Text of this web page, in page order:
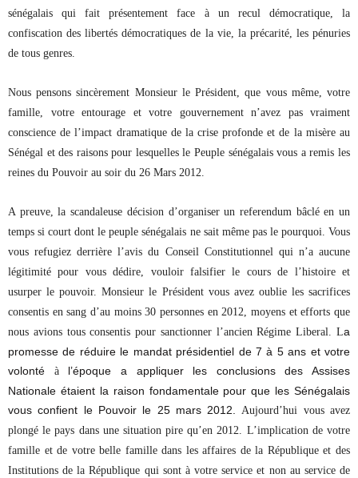
sénégalais qui fait présentement face à un recul démocratique, la
confiscation des libertés démocratiques de la vie, la précarité, les pénuries
de tous genres.
Nous pensons sincèrement Monsieur le Président, que vous même, votre
famille, votre entourage et votre gouvernement n’avez pas vraiment
conscience de l’impact dramatique de la crise profonde et de la misère au
Sénégal et des raisons pour lesquelles le Peuple sénégalais vous a remis les
reines du Pouvoir au soir du 26 Mars 2012.
A preuve, la scandaleuse décision d’organiser un referendum bâclé en un
temps si court dont le peuple sénégalais ne sait même pas le pourquoi. Vous
vous refugiez derrière l’avis du Conseil Constitutionnel qui n’a aucune
légitimité pour vous dédire, vouloir falsifier le cours de l’histoire et
usurper le pouvoir. Monsieur le Président vous avez oublie les sacrifices
consentis en sang d’au moins 30 personnes en 2012, moyens et efforts que
nous avions tous consentis pour sanctionner l’ancien Régime Liberal. La
promesse de réduire le mandat présidentiel de 7 à 5 ans et votre
volonté à l’époque a appliquer les conclusions des Assises
Nationale étaient la raison fondamentale pour que les Sénégalais
vous confient le Pouvoir le 25 mars 2012. Aujourd’hui vous avez
plongé le pays dans une situation pire qu’en 2012. L’implication de votre
famille et de votre belle famille dans les affaires de la République et des
Institutions de la République qui sont à votre service et non au service de